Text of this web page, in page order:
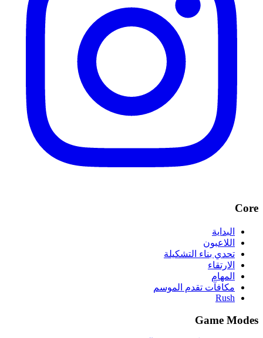
Core
البداية
اللاعبون
تحدي بناء التشكيلة
الارتقاء
المهام
مكافآت تقدم الموسم
Rush
Game Modes